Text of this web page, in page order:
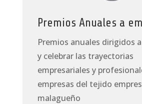
Premios Anuales a
Premios anuales dirigidos
y celebrar las trayectorias
empresariales y
empresas del tejido
malagueño